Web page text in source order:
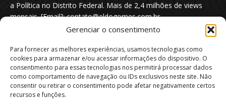
Gerenciar o consentimento
Para fornecer as melhores experiências, usamos tecnologias como
cookies para armazenar e/ou acessar informações do dispositivo. O
consentimento para essas tecnologias nos permitirá processar dados
como comportamento de navegação ou IDs exclusivos neste site. Não
consentir ou retirar o consentimento pode afetar negativamente certos
recursos e funções.
a Política no Distrito Federal. Mais de 2,4 milhões de views
mensais. [Email]: contato@eldogomes.com.br